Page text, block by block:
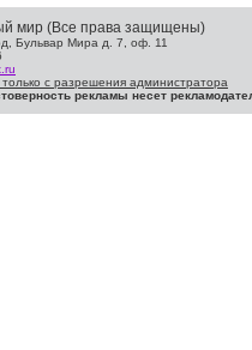
мир (Все права защищены)
Бульвар Мира д. 7, оф. 11
с разрешения администратора
рекламы несет